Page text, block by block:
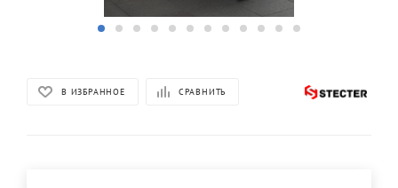
В ИЗБРАННОЕ СРАВНИТЬ